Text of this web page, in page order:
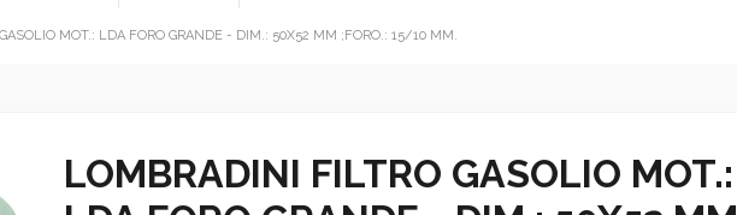
MOT.: LDA FORO GRANDE - DIM.: 50X52 MM ;FORO.: 15/10 MM.
LOMBRADINI FILTRO GASOLIO MOT.: